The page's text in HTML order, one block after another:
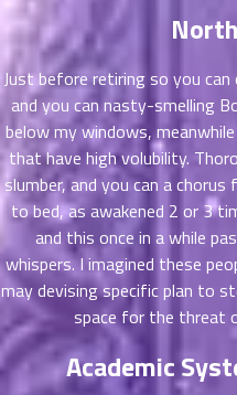
Just before retiring so you
and you can nasty-smelling
below my windows,
that have high volubility.
slumber, and you can a
to bed, as awakened 2 or 3
and this once in a while
whispers. I imagined these
may devising specific plan to
space for the threat
Academic
ตอน
ที่
ม
20
ตอน
ที่
ม
21
ตอน
ม
22
ตอน
ที่
ม
23